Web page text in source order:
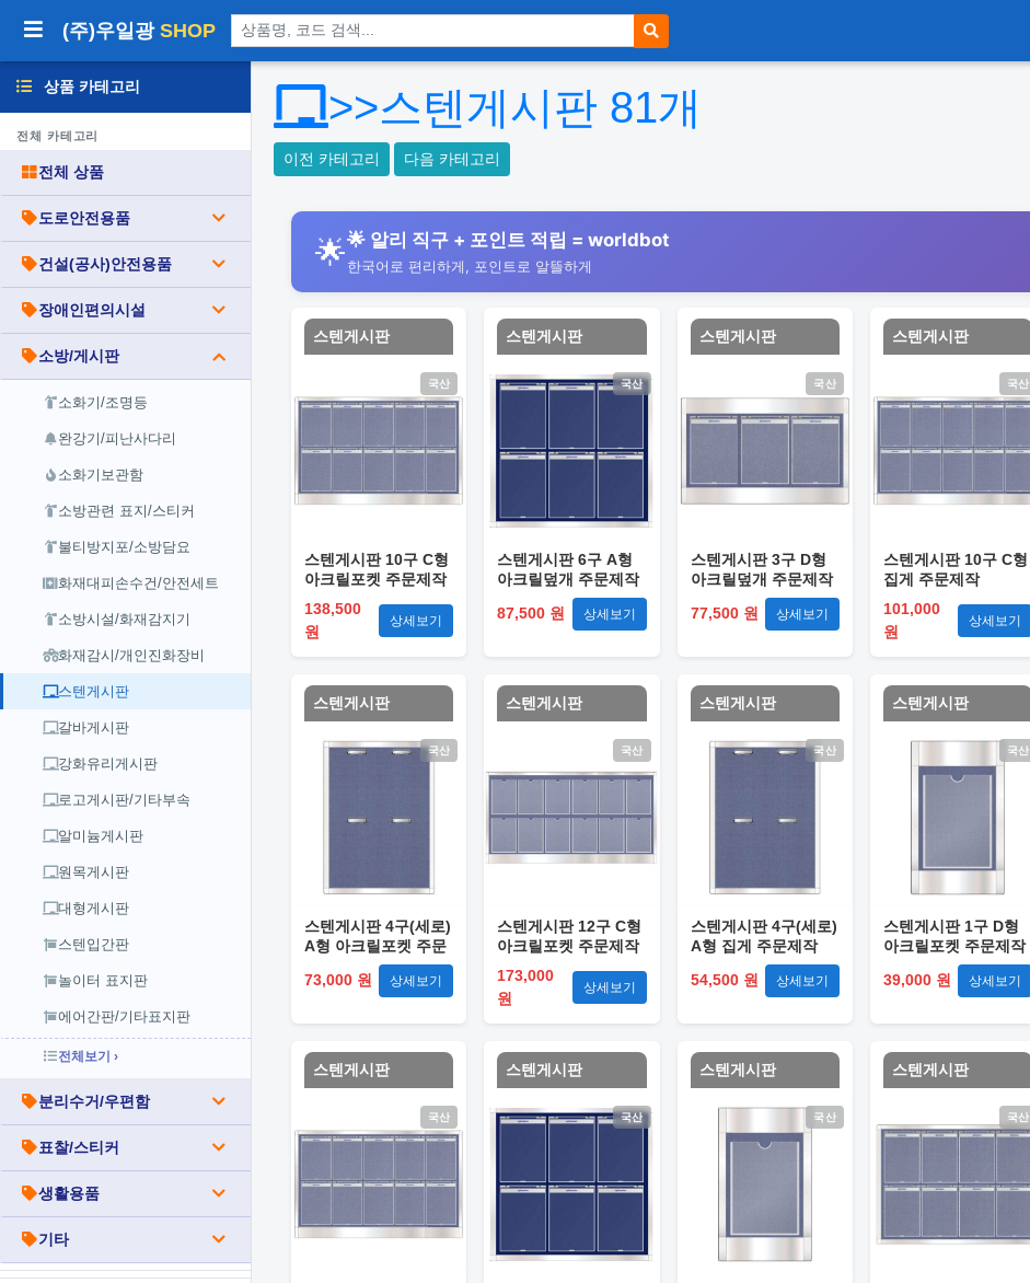
(주)우일광 SHOP 상품 검색
상품 카테고리
전체 카테고리
전체 상품
도로안전용품
건설(공사)안전용품
장애인편의시설
소방/게시판
소화기/조명등
완강기/피난사다리
소화기보관함
소방관련 표지/스티커
불티방지포/소방담요
화재대피손수건/안전세트
소방시설/화재감지기
화재감시/개인진화장비
스텐게시판
갈바게시판
강화유리게시판
로고게시판/기타부속
알미늄게시판
원목게시판
대형게시판
스텐입간판
놀이터 표지판
에어간판/기타표지판
전체보기 ›
분리수거/우편함
표찰/스티커
생활용품
기타
>>스텐게시판 81개
이전 카테고리 다음 카테고리
🌟🌟 알리 직구 + 포인트 적립 = worldbot
한국어로 편리하게, 포인트로 알뜰하게
스텐게시판
국산
스텐게시판 10구 C형
아크릴포켓 주문제작
138,500
원
상세보기
스텐게시판
국산
스텐게시판 6구 A형
아크릴덮개 주문제작
87,500 원
상세보기
스텐게시판
국산
스텐게시판 3구 D형
아크릴덮개 주문제작
77,500 원
상세보기
스텐게시판
국산
스텐게시판 10구 C형
집게 주문제작
101,000
원
상세보기
스텐게시판
국산
스텐게시판 4구(세로)
A형 아크릴포켓 주문
73,000 원
상세보기
스텐게시판
국산
스텐게시판 12구 C형
아크릴포켓 주문제작
173,000
원
상세보기
스텐게시판
국산
스텐게시판 4구(세로)
A형 집게 주문제작
54,500 원
상세보기
스텐게시판
국산
스텐게시판 1구 D형
아크릴포켓 주문제작
39,000 원
상세보기
스텐게시판
국산
스텐게시판
국산
스텐게시판
국산
스텐게시판
국산